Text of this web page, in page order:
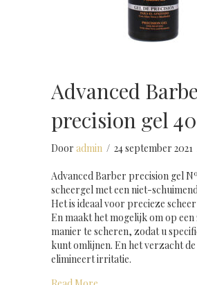
Advanced
precision gel
Door admin / 24 september 2021
Advanced Barber precision gel
scheergel met een niet-
Het is ideaal voor precieze
En maakt het mogelijk om op
manier te scheren, zodat u
kunt omlijnen. En het verzacht
elimineert irritatie.